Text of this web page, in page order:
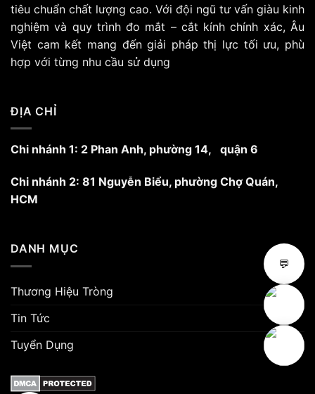
tiêu chuẩn chất lượng cao. Với đội ngũ tư vấn giàu kinh
nghiệm và quy trình đo mắt – cắt kính chính xác, Âu
Việt cam kết mang đến giải pháp thị lực tối ưu, phù
hợp với từng nhu cầu sử dụng
ĐỊA CHỈ
Chi nhánh 1: 2 Phan Anh, phường 14, quận 6
Chi nhánh 2: 81 Nguyễn Biểu, phường Chợ Quán,
HCM
DANH MỤC
Thương Hiệu Tròng
Tin Tức
Tuyển Dụng
💬